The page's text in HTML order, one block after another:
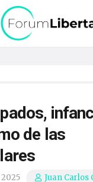
de las
Juan Carlos